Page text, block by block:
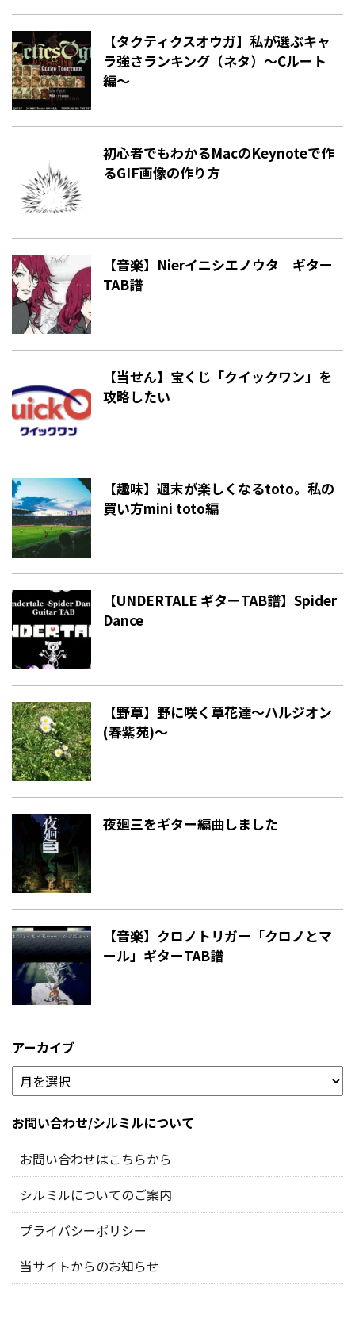
【タクティクスオウガ】私が選ぶキャ
ラ強さランキング（ネタ）〜Cルート
編〜
初心者でもわかるMacのKeynoteで作
るGIF画像の作り方
【音楽】Nierイニシエノウタ ギター
TAB譜
【当せん】宝くじ「クイックワン」を
攻略したい
【趣味】週末が楽しくなるtoto。私の
買い方mini toto編
【UNDERTALE ギターTAB譜】Spider
Dance
【野草】野に咲く草花達〜ハルジオン
(春紫苑)〜
夜廻三をギター編曲しました
【音楽】クロノトリガー「クロノとマ
ール」ギターTAB譜
アーカイブ
お問い合わせ/シルミルについて
お問い合わせはこちらから
シルミルについてのご案内
プライバシーポリシー
当サイトからのお知らせ